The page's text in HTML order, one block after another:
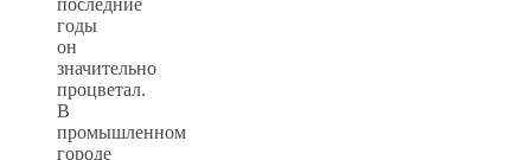
годы
он
значительно
процветал.
В
промышленном
городе